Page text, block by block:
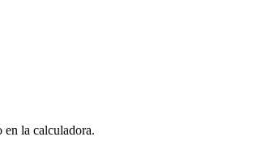
la calculadora.